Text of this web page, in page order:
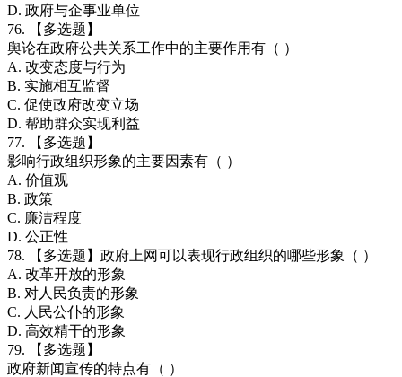
D. 政府与企事业单位
76. 【多选题】
舆论在政府公共关系工作中的主要作用有（ ）
A. 改变态度与行为
B. 实施相互监督
C. 促使政府改变立场
D. 帮助群众实现利益
77. 【多选题】
影响行政组织形象的主要因素有（ ）
A. 价值观
B. 政策
C. 廉洁程度
D. 公正性
78. 【多选题】政府上网可以表现行政组织的哪些形象（ ）
A. 改革开放的形象
B. 对人民负责的形象
C. 人民公仆的形象
D. 高效精干的形象
79. 【多选题】
政府新闻宣传的特点有（ ）